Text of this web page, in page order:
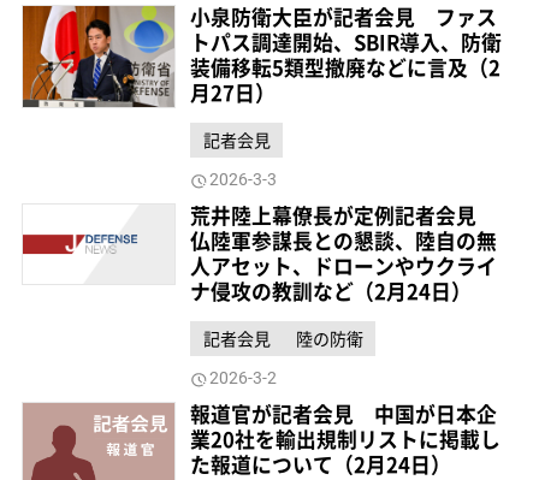
小泉防衛大臣が記者会見 ファス
トパス調達開始、SBIR導入、防衛
装備移転5類型撤廃などに言及（2
月27日）
記者会見
2026-3-3
荒井陸上幕僚長が定例記者会見
仏陸軍参謀長との懇談、陸自の無
人アセット、ドローンやウクライ
ナ侵攻の教訓など（2月24日）
記者会見 陸の防衛
2026-3-2
報道官が記者会見 中国が日本企
業20社を輸出規制リストに掲載し
た報道について（2月24日）